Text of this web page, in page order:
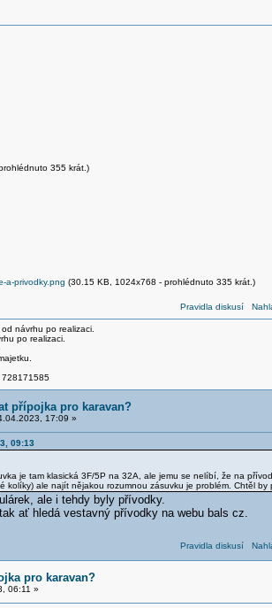
355 krát.)
a-privodky.png (30.15 KB, 1024x768 - prohlédnuto 335 krát.)
Pravidla diskusí
návrhu po realizaci.
po realizaci.
přípojka pro karavan?
17:09 »
09:13
je tam klasická 3F/5P na 32A, ale jemu se nelíbí, že na
kolíky) ale najít nějakou rozumnou zásuvku je problém. Chtěl by
ale i tehdy byly přívodky.
ať hledá vestavný přívodky na webu bals cz.
Pravidla diskusí
pro karavan?
06:11 »